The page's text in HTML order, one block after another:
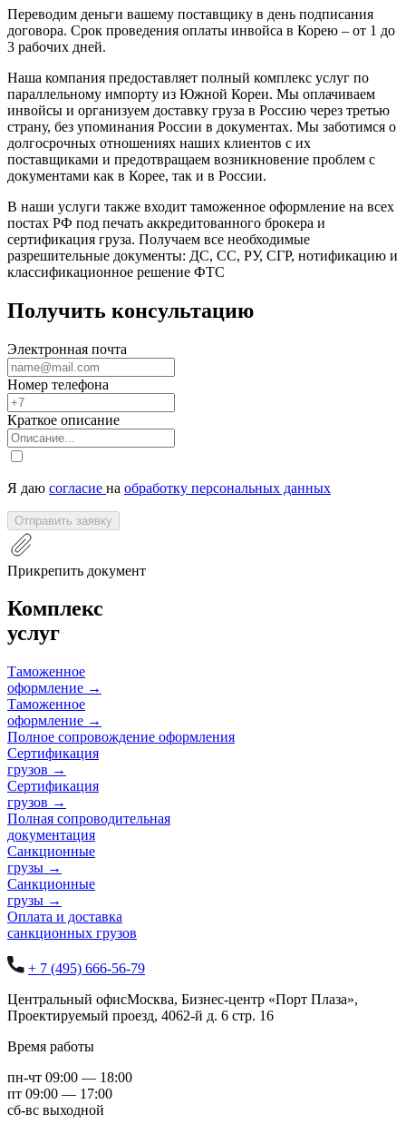
Переводим деньги вашему поставщику в день подписания
договора. Срок проведения оплаты инвойса в Корею – от 1 до
3 рабочих дней.
Наша компания предоставляет полный комплекс услуг по
параллельному импорту из Южной Кореи. Мы оплачиваем
инвойсы и организуем доставку груза в Россию через третью
страну, без упоминания России в документах. Мы заботимся о
долгосрочных отношениях наших клиентов с их
поставщиками и предотвращаем возникновение проблем с
документами как в Корее, так и в России.
В наши услуги также входит таможенное оформление на всех
постах РФ под печать аккредитованного брокера и
сертификация груза. Получаем все необходимые
разрешительные документы: ДС, СС, РУ, СГР, нотификацию и
классификационное решение ФТС
Получить консультацию
Электронная почта
Номер телефона
Краткое описание
Я даю согласие на обработку персональных данных
Отправить заявку
Прикрепить документ
Комплекс
услуг
Таможенное
оформление →
Таможенное
оформление →
Полное сопровождение оформления
Сертификация
грузов →
Сертификация
грузов →
Полная сопроводительная
документация
Санкционные
грузы →
Санкционные
грузы →
Оплата и доставка
санкционных грузов
+ 7 (495) 666-56-79
Центральный офисМосква, Бизнес-центр «Порт Плаза»,
Проектируемый проезд, 4062-й д. 6 стр. 16
Время работы
пн-чт 09:00 — 18:00
пт 09:00 — 17:00
сб-вс выходной